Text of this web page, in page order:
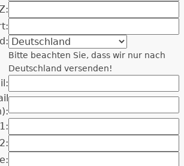
Bitte beachten Sie, dass wir nur nach
Deutschland versenden!